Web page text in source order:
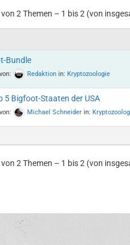
2 Themen – 1 bis 2 (von
Bundle
Redaktion in: Kryptozoologie
5 Bigfoot-Staaten der USA
Michael Schneider in:
2 Themen – 1 bis 2 (von